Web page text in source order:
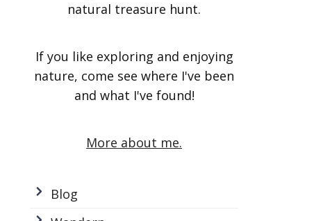
natural treasure hunt.
If you like exploring and enjoying
nature, come see where I've been
and what I've found!
More about me.
Blog